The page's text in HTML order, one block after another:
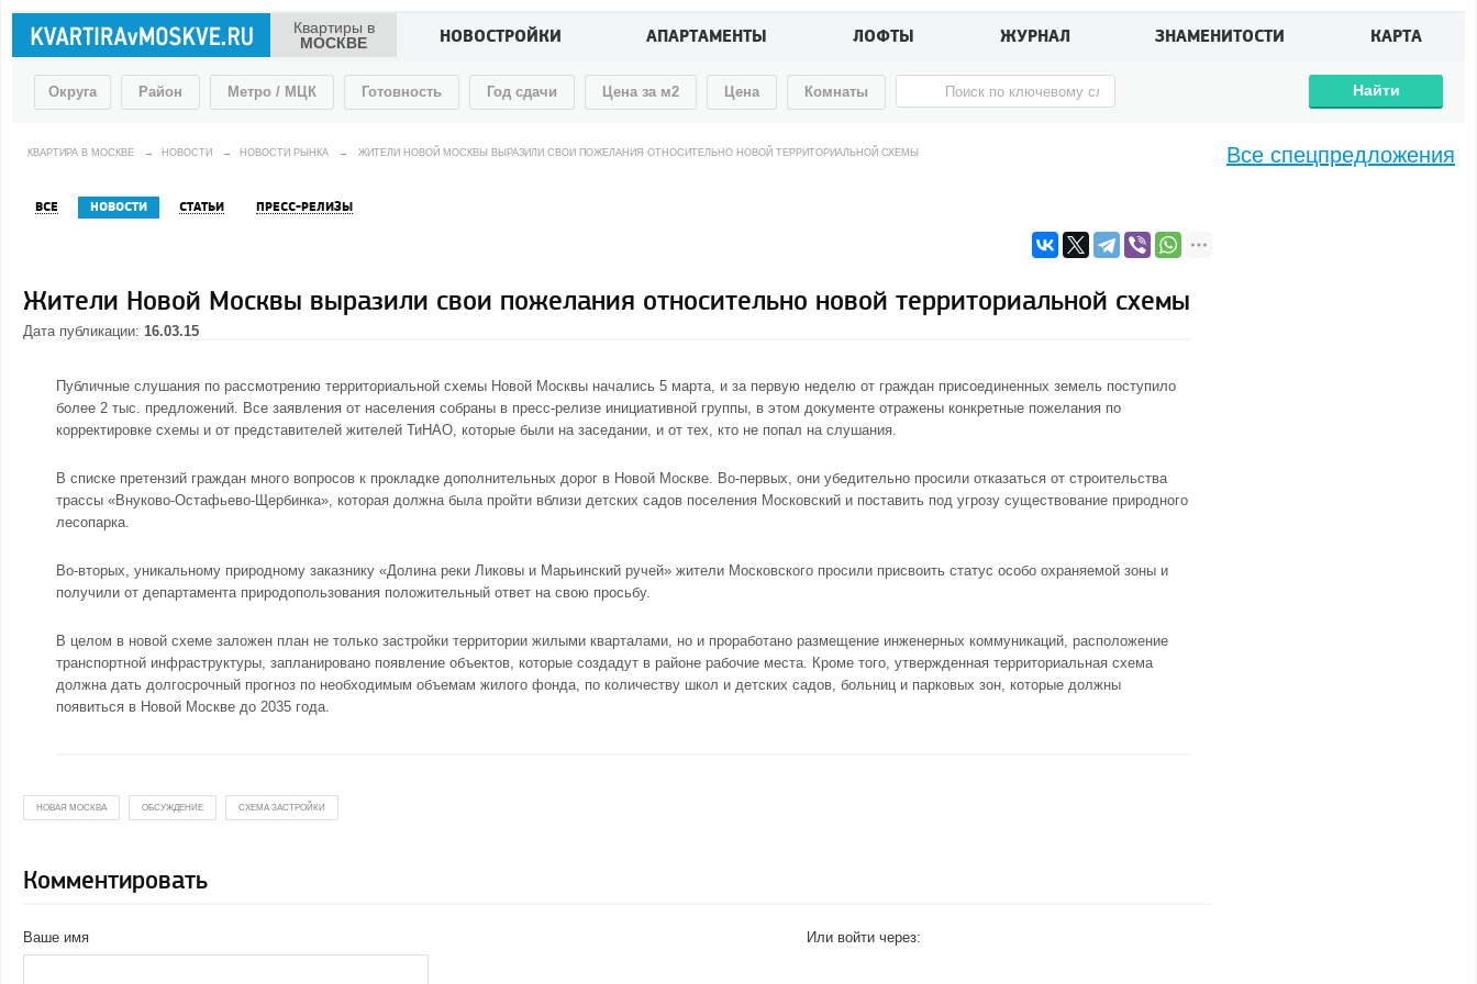
Квартиры в
МОСКВЕ
НОВОСТРОЙКИ АПАРТАМЕНТЫ ЛОФТЫ ЖУРНАЛ ЗНАМЕНИТОСТИ КАРТА
Округа Район Метро / МЦК Готовность Год сдачи Цена за м2 Цена Комнаты Найти
КВАРТИРА В МОСКВЕ → НОВОСТИ → НОВОСТИ РЫНКА → ЖИТЕЛИ НОВОЙ МОСКВЫ ВЫРАЗИЛИ СВОИ ПОЖЕЛАНИЯ ОТНОСИТЕЛЬНО НОВОЙ ТЕРРИТОРИАЛЬНОЙ СХЕМЫ
ВСЕ НОВОСТИ СТАТЬИ ПРЕСС-РЕЛИЗЫ
Жители Новой Москвы выразили свои пожелания относительно новой территориальной схемы
Дата публикации: 16.03.15
Публичные слушания по рассмотрению территориальной схемы Новой Москвы начались 5 марта, и за первую неделю от граждан присоединенных земель поступило
более 2 тыс. предложений. Все заявления от населения собраны в пресс-релизе инициативной группы, в этом документе отражены конкретные пожелания по
корректировке схемы и от представителей жителей ТиНАО, которые были на заседании, и от тех, кто не попал на слушания.
В списке претензий граждан много вопросов к прокладке дополнительных дорог в Новой Москве. Во-первых, они убедительно просили отказаться от строительства
трассы «Внуково-Остафьево-Щербинка», которая должна была пройти вблизи детских садов поселения Московский и поставить под угрозу существование природного
лесопарка.
Во-вторых, уникальному природному заказнику «Долина реки Ликовы и Марьинский ручей» жители Московского просили присвоить статус особо охраняемой зоны и
получили от департамента природопользования положительный ответ на свою просьбу.
В целом в новой схеме заложен план не только застройки территории жилыми кварталами, но и проработано размещение инженерных коммуникаций, расположение
транспортной инфраструктуры, запланировано появление объектов, которые создадут в районе рабочие места. Кроме того, утвержденная территориальная схема
должна дать долгосрочный прогноз по необходимым объемам жилого фонда, по количеству школ и детских садов, больниц и парковых зон, которые должны
появиться в Новой Москве до 2035 года.
НОВАЯ МОСКВА ОБСУЖДЕНИЕ СХЕМА ЗАСТРОЙКИ
Комментировать
Ваше имя Или войти через:
Все спецпредложения